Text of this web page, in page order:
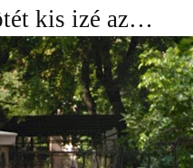
kis izé az…